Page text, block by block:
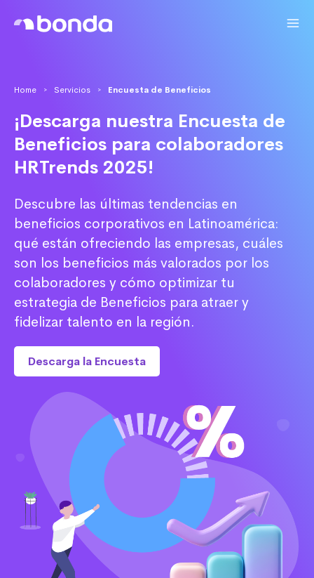
Home > Servicios > Encuesta de Beneficios
¡Descarga nuestra Encuesta de
Beneficios para colaboradores
HRTrends 2025!
Descubre las últimas tendencias en
beneficios corporativos en Latinoamérica:
qué están ofreciendo las empresas, cuáles
son los beneficios más valorados por los
colaboradores y cómo optimizar tu
estrategia de Beneficios para atraer y
fidelizar talento en la región.
Descarga la Encuesta